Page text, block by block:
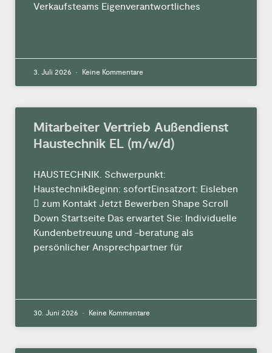
Verkaufsteams Eigenverantwortliches
3. Juli 2026 Keine Kommentare
Mitarbeiter Vertrieb Außendienst
Haustechnik EL (m/w/d)
HAUSTECHNIK. Schwerpunkt:
HaustechnikBeginn: sofortEinsatzort: Eisleben
 zum Kontakt Jetzt Bewerben Shape Scroll
Down Startseite Das erwartet Sie: Individuelle
Kundenbetreuung und -beratung als
persönlicher Ansprechpartner für
30. Juni 2026 Keine Kommentare